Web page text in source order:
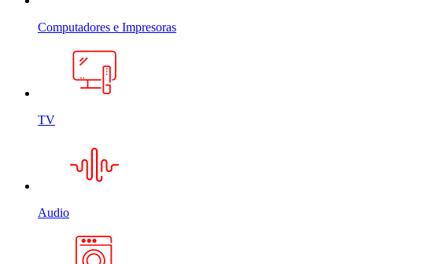
Computadores e Impresoras
TV
Audio